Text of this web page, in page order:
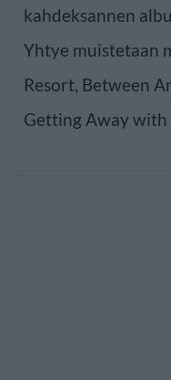
kahdeksannen
Yhtye muistetaan
Resort, Between
Getting Away